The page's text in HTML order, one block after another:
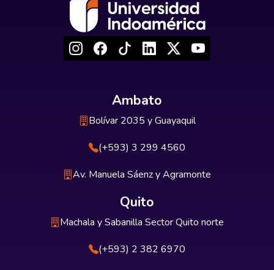
Ambato
Bolívar 2035 y Guayaquil
(+593) 3 299 4560
Av. Manuela Sáenz y Agramonte
Quito
Machala y Sabanilla Sector Quito norte
(+593) 2 382 6970